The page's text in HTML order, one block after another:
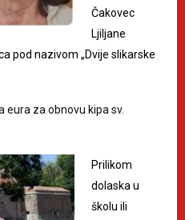
Čakovec
Ljiljane
pod nazivom „Dvije slikarske
eura za obnovu kipa sv.
Prilikom
dolaska u
školu ili